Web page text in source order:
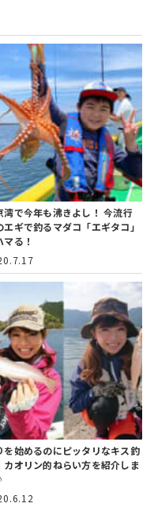
湾で今年も沸きよし！今流行
エギで釣るマダコ「エギタコ」
マる！
を始めるのにピッタリなキス釣
カオリン的ねらい方を紹介しま